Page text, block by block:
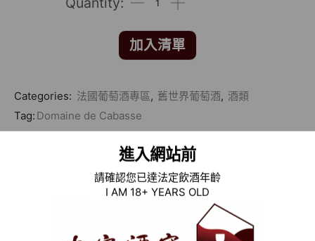
進入網站前
請確認您已達法定飲酒年齡
I AM 18+ YEARS OLD
加入清單
Categories: 法國葡萄酒專區, 舊世界葡萄酒, 酒類
Tag: Domaine de Cabasse
相關商品